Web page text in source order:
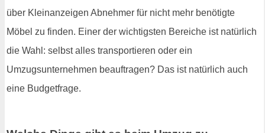
über Kleinanzeigen Abnehmer für nicht mehr benötigte
Möbel zu finden. Einer der wichtigsten Bereiche ist natürlich
die Wahl: selbst alles transportieren oder ein
Umzugsunternehmen beauftragen? Das ist natürlich auch
eine Budgetfrage.